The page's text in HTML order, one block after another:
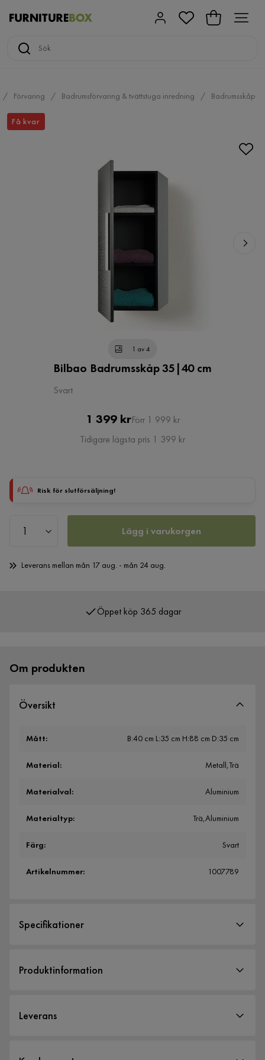
Förvaring Badrumsförvaring & tvättstuga inredning Badrumsskåp
Få kvar
1 av 4
Bilbao Badrumsskåp 35|40 cm
Svart
Pris
1 399 krOriginal
Pris
Förr 1 999 kr
Tidigare lägsta pris 1 399 kr
Risk för slutförsäljning!
Lägg i varukorgen
Leverans mellan mån 17 aug. - mån 24 aug.
Om produkten
Översikt
Mått: B:40 cm L:35 cm H:88 cm D:35 cm
Material: Metall,Trä
Materialval: Aluminium
Materialtyp: Trä,Aluminium
Färg: Svart
Artikelnummer: 1007789
Specifikationer
Storlek
Produktinformation
Leverans
Leveranssätt